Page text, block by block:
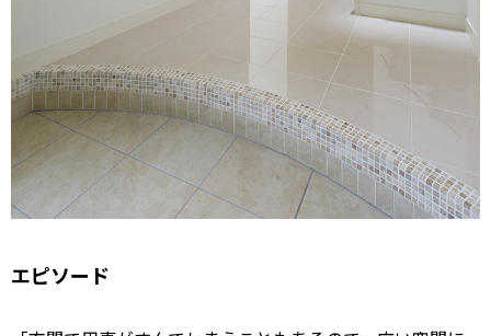
エピソード